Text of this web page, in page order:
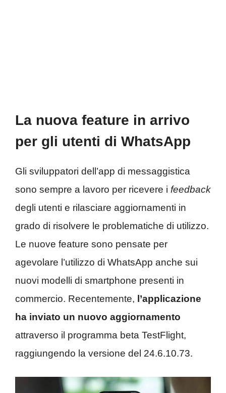
La nuova feature in arrivo
per gli utenti di WhatsApp
Gli sviluppatori dell’app di messaggistica
sono sempre a lavoro per ricevere i feedback
degli utenti e rilasciare aggiornamenti in
grado di risolvere le problematiche di utilizzo.
Le nuove feature sono pensate per
agevolare l’utilizzo di WhatsApp anche sui
nuovi modelli di smartphone presenti in
commercio. Recentemente, l’applicazione
ha inviato un nuovo aggiornamento
attraverso il programma beta TestFlight,
raggiungendo la versione del 24.6.10.73.